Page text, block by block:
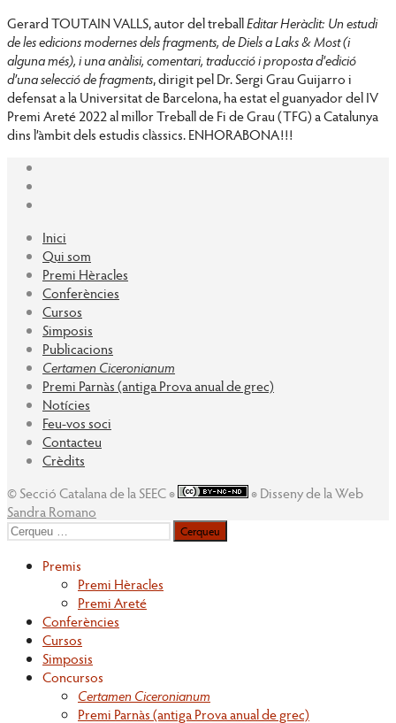
Gerard TOUTAIN VALLS, autor del treballEditar Heràclit: Un estudi
de les edicions modernes dels fragments, de Diels a Laks & Most (i
alguna més), i una anàlisi, comentari, traducció i proposta d’edició
d’una selecció de fragments, dirigit pel Dr. Sergi Grau Guijarro i
defensat a la Universitat de Barcelona, ha estat el guanyador del IV
Premi Areté 2022 al millor Treball de Fi de Grau (TFG) a Catalunya
dins l’àmbit dels estudis clàssics. ENHORABONA!!!
Inici
Qui som
Premi Hèracles
Conferències
Cursos
Simposis
Publicacions
Certamen Ciceronianum
Premi Parnàs (antiga Prova anual de grec)
Notícies
Feu-vos soci
Contacteu
Crèdits
© Secció Catalana de la SEEC ◉
◉ Disseny de la Web
Sandra Romano
Cerqueu
Premis
Premi Hèracles
Premi Areté
Conferències
Cursos
Simposis
Concursos
Certamen Ciceronianum
Premi Parnàs (antiga Prova anual de grec)